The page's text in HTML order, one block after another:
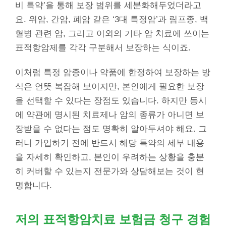
비 특약’을 통해 보장 범위를 세분화해두었더라고
요. 위암, 간암, 폐암 같은 ‘3대 특정암’과 림프종, 백
혈병 관련 암, 그리고 이외의 기타 암 치료에 쓰이는
표적항암제를 각각 구분해서 보장하는 식이죠.
이처럼 특정 암종이나 약품에 한정하여 보장하는 방
식은 언뜻 복잡해 보이지만, 본인에게 필요한 보장
을 선택할 수 있다는 장점도 있습니다. 하지만 동시
에 약관에 명시된 치료제나 암의 종류가 아니면 보
장받을 수 없다는 점도 명확히 알아두셔야 해요. 그
러니 가입하기 전에 반드시 해당 특약의 세부 내용
을 자세히 확인하고, 본인이 우려하는 상황을 충분
히 커버할 수 있는지 전문가와 상담해보는 것이 현
명합니다.
저의 표적항암치료 보험금 청구 경험